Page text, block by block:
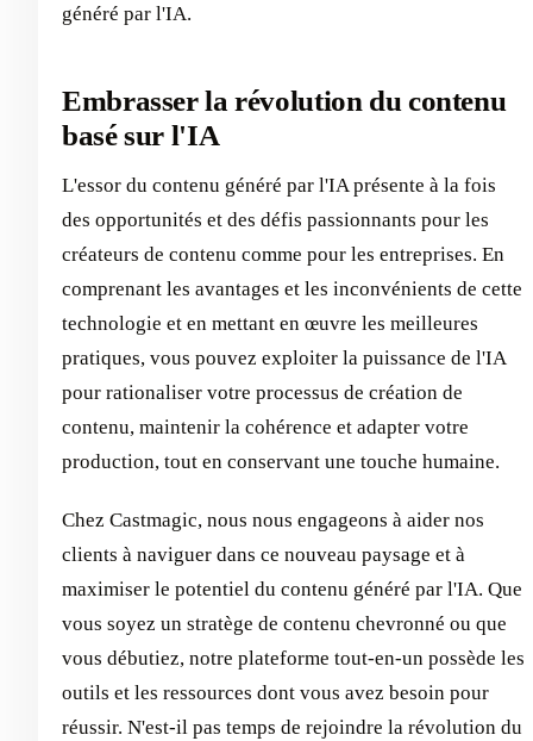
généré par l'IA.
Embrasser la révolution du contenu
basé sur l'IA
L'essor du contenu généré par l'IA présente à la fois
des opportunités et des défis passionnants pour les
créateurs de contenu comme pour les entreprises. En
comprenant les avantages et les inconvénients de cette
technologie et en mettant en œuvre les meilleures
pratiques, vous pouvez exploiter la puissance de l'IA
pour rationaliser votre processus de création de
contenu, maintenir la cohérence et adapter votre
production, tout en conservant une touche humaine.
Chez Castmagic, nous nous engageons à aider nos
clients à naviguer dans ce nouveau paysage et à
maximiser le potentiel du contenu généré par l'IA. Que
vous soyez un stratège de contenu chevronné ou que
vous débutiez, notre plateforme tout-en-un possède les
outils et les ressources dont vous avez besoin pour
réussir. N'est-il pas temps de rejoindre la révolution du